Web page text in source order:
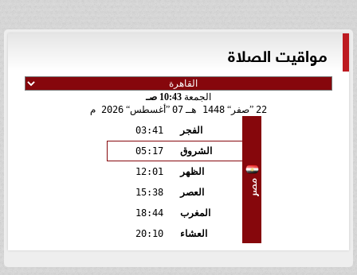
مواقيت الصلاة
الجمعة 10:43 صـ
22
صفر 1448 هـ 07 أغسطس 2026 م
مصر
الفجر
03:41
الشروق
05:17
الظهر
12:01
العصر
15:38
المغرب
18:44
العشاء
20:10